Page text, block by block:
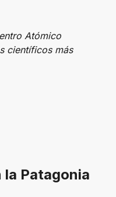
Atómico
científicos más
la Patagonia